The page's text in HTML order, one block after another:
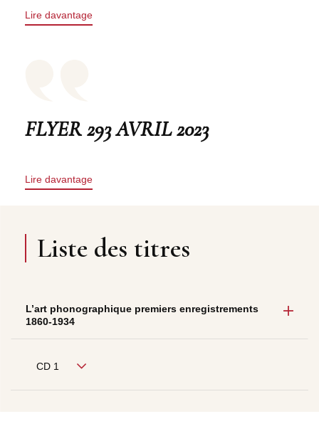
Lire davantage
FLYER 293 AVRIL 2023
Lire davantage
Liste des titres
L’art phonographique premiers enregistrements
1860-1934
CD 1